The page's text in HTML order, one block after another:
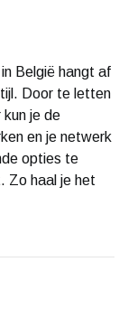
België hangt af
Door te letten
je de
en je netwerk
opties te
Zo haal je het